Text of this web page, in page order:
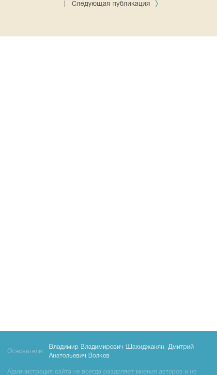
Следующая публикация
Основатели:
Владимир Владимирович Шахиджанян, Дмитрий
Анатольевич Волков
Администрация сайта не всегда разделяет мнения авторов и не